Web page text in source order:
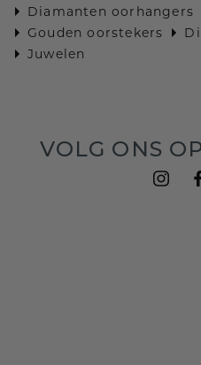
Diamanten oorhangers
Gouden oorstekers
Juwelen
VOLG ONS